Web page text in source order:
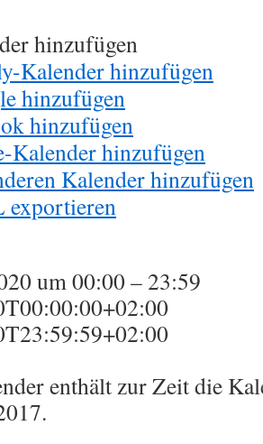
hinzufügen
Kalender hinzufügen
hinzufügen
hinzufügen
Kalender hinzufügen
Kalender hinzufügen
um 00:00 – 23:59
enthält zur Zeit die